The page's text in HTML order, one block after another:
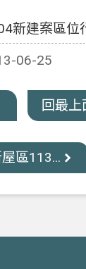
新建案區位
06-25
回最上
區113...